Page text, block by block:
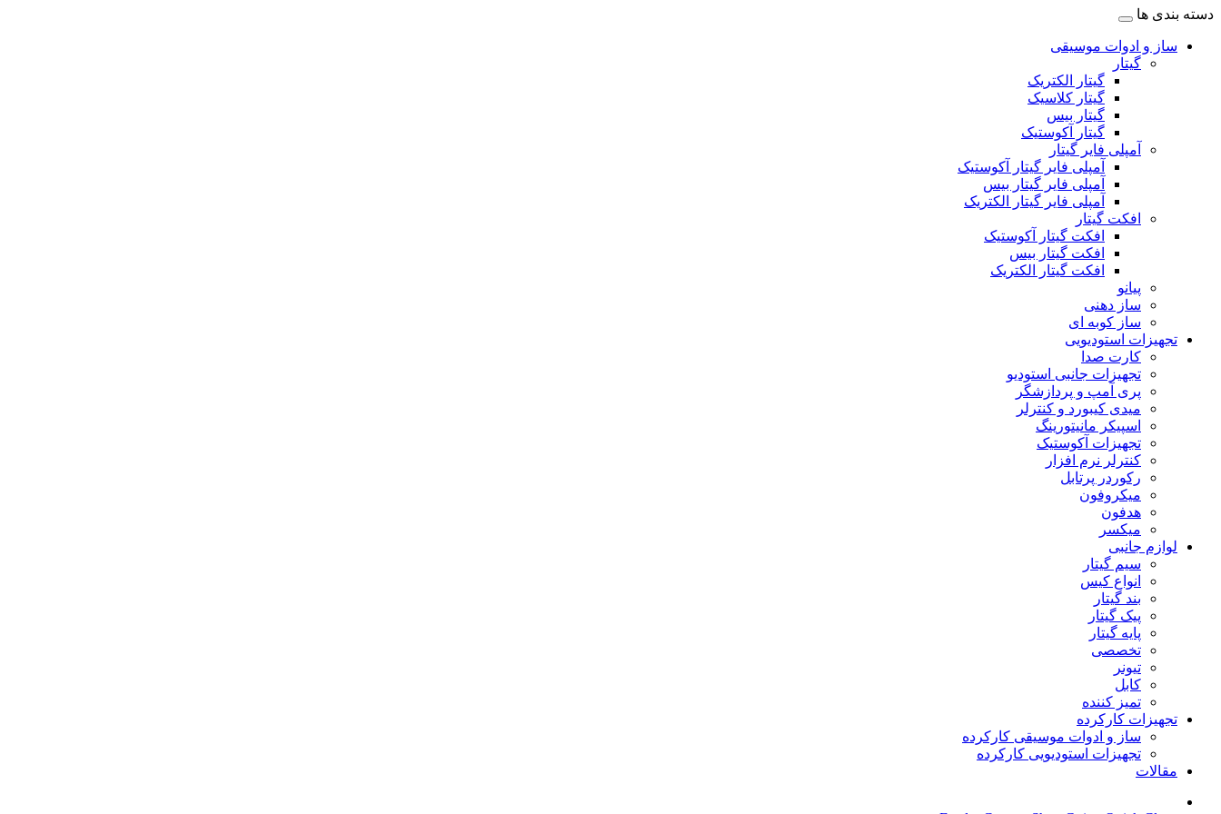
دسته بندی ها
ساز و ادوات موسیقی
گیتار
گیتار الکتریک
گیتار کلاسیک
گیتار بیس
گیتار آکوستیک
آمپلی فایر گیتار
آمپلی فایر گیتار آکوستیک
آمپلی فایر گیتار بیس
آمپلی فایر گیتار الکتریک
افکت گیتار
افکت گیتار آکوستیک
افکت گیتار بیس
افکت گیتار الکتریک
پیانو
ساز دهنی
ساز کوبه ای
تجهیزات استودیویی
کارت صدا
تجهیزات جانبی استودیو
پری آمپ و پردازشگر
میدی کیبورد و کنترلر
اسپیکر مانیتورینگ
تجهیزات آکوستیک
کنترلر نرم افزار
رکوردر پرتابل
میکروفون
هدفون
میکسر
لوازم جانبی
سیم گیتار
انواع کیس
بند گیتار
پیک گیتار
پایه گیتار
تخصصی
تیونر
کابل
تمیز کننده
تجهیزات کارکرده
ساز و ادوات موسیقی کارکرده
تجهیزات استودیویی کارکرده
مقالات